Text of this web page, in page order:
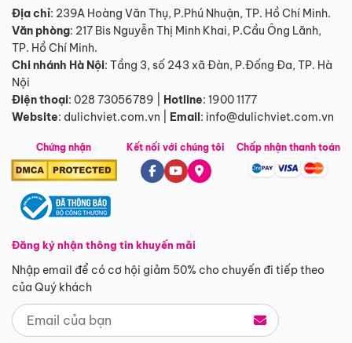
Địa chỉ: 239A Hoàng Văn Thụ, P.Phú Nhuận, TP. Hồ Chí Minh.
Văn phòng: 217 Bis Nguyễn Thị Minh Khai, P.Cầu Ông Lãnh,
TP. Hồ Chí Minh.
Chi nhánh Hà Nội: Tầng 3, số 243 xã Đàn, P.Đống Đa, TP. Hà
Nội
Điện thoại: 028 73056789 Hotline: 1900 1177
Website: dulichviet.com.vn Email: info@dulichviet.com.vn
Chứng nhận
Đăng ký nhận thông tin khuyến mãi
Nhập email để có cơ hội giảm 50% cho chuyến đi tiếp theo
của Quý khách
Kết nối với chúng tôi Chấp nhận thanh toán